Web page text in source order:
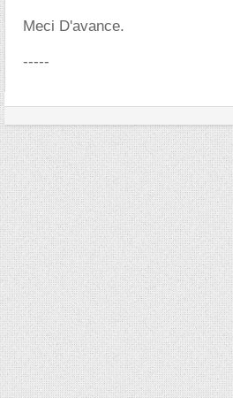
Meci D'avance.
-----